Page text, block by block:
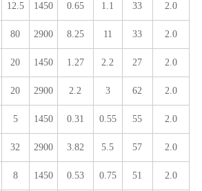
12.5 1450 0.65 1.1 33 2.0
80 2900 8.25 11 33 2.0
20 1450 1.27 2.2 27 2.0
20 2900 2.2 3 62 2.0
5 1450 0.31 0.55 55 2.0
32 2900 3.82 5.5 57 2.0
8 1450 0.53 0.75 51 2.0